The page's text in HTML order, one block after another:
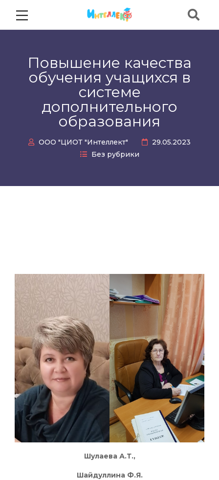
Повышение качества
обучения учащихся в
системе
дополнительного
образования
ООО "ЦИОТ "Интеллект"
29.05.2023
Без рубрики
Шулаева А.Т.,
Шайдуллина Ф.Я.